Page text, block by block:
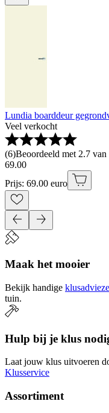
Lundia boarddeur
Veel verkocht
(6)Beoordeeld met 2.7
69.00
Prijs: 69.00 euro
Maak het mooier
Bekijk handige
tuin.
Hulp bij je klus
Laat jouw klus uitvoeren
Klusservice
Assortiment